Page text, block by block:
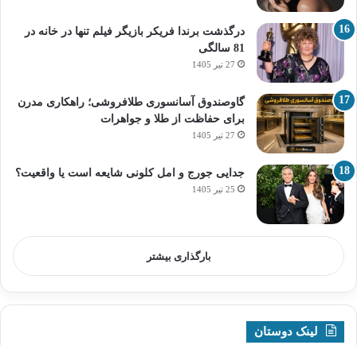
درگذشت برندا فریکر بازیگر فیلم تنها در خانه در
81 سالگی
27 تیر 1405
گاوصندوق آسانسوری طلافروشی؛ راهکاری مدرن
برای حفاظت از طلا و جواهرات
27 تیر 1405
جدایی جورج و امل کلونی شایعه است یا واقعیت؟
25 تیر 1405
بارگذاری بیشتر
لینک دوستان